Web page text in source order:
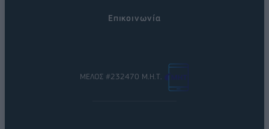
Επικοινωνία
ΜΕΛΟΣ #232470 Μ.Η.Τ.